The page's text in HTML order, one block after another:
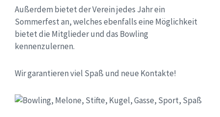
Außerdem bietet der Verein jedes Jahr ein
Sommerfest an, welches ebenfalls eine Möglichkeit
bietet die Mitglieder und das Bowling
kennenzulernen.
Wir garantieren viel Spaß und neue Kontakte!